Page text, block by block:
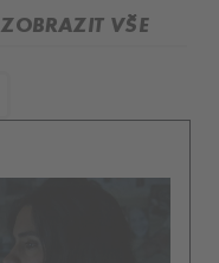
ZOBRAZIT VŠE